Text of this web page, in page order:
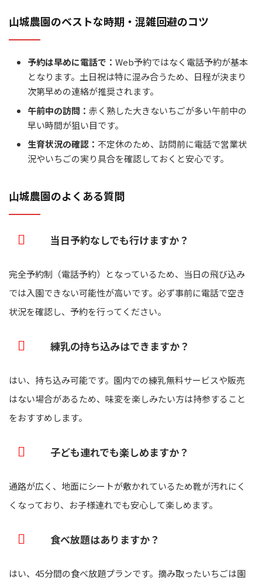
山城農園のベストな時期・混雑回避のコツ
予約は早めに電話で： Web予約ではなく電話予約が基本
となります。土日祝は特に混み合うため、日程が決まり
次第早めの連絡が推奨されます。
午前中の訪問： 赤く熟した大きないちごが多い午前中の
早い時間が狙い目です。
生育状況の確認： 不定休のため、訪問前に電話で営業状
況やいちごの実り具合を確認しておくと安心です。
山城農園のよくある質問
当日予約なしでも行けますか？
完全予約制（電話予約）となっているため、当日の飛び込み
では入園できない可能性が高いです。必ず事前に電話で空き
状況を確認し、予約を行ってください。
練乳の持ち込みはできますか？
はい、持ち込み可能です。園内での練乳無料サービスや販売
はない場合があるため、味変を楽しみたい方は持参すること
をおすすめします。
子ども連れでも楽しめますか？
通路が広く、地面にシートが敷かれているため靴が汚れにく
くなっており、お子様連れでも安心して楽しめます。
食べ放題はありますか？
はい、45分間の食べ放題プランです。摘み取ったいちごは園